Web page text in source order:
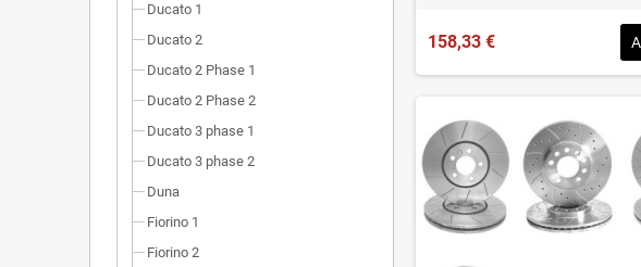
Ducato 1
Ducato 2
Ducato 2 Phase 1
Ducato 2 Phase 2
Ducato 3 phase 1
Ducato 3 phase 2
Duna
Fiorino 1
Fiorino 2
158,33 €